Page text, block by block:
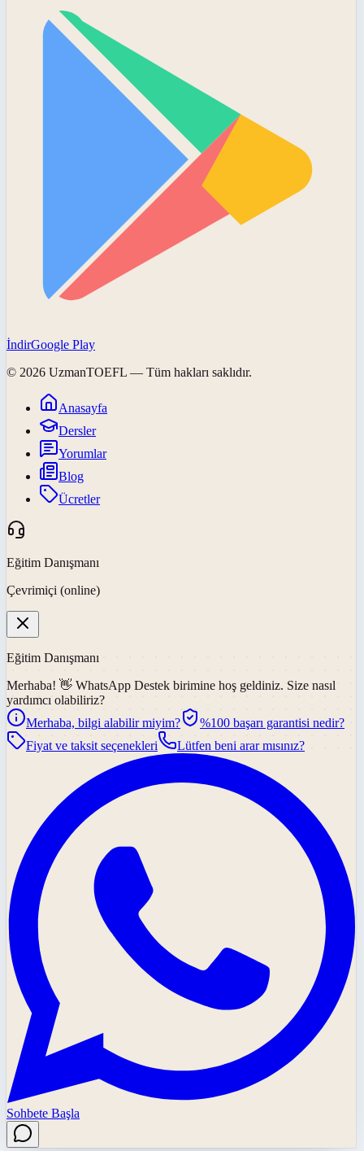
İndirGoogle Play
© 2026 UzmanTOEFL — Tüm hakları saklıdır.
Anasayfa
Dersler
Yorumlar
Blog
Ücretler
Eğitim Danışmanı
Çevrimiçi (online)
Eğitim Danışmanı
Merhaba! 👋 WhatsApp Destek birimine hoş geldiniz. Size nasıl
yardımcı olabiliriz?
Merhaba, bilgi alabilir miyim?
%100 başarı garantisi nedir?
Fiyat ve taksit seçenekleri
Lütfen beni arar mısınız?
Sohbete Başla